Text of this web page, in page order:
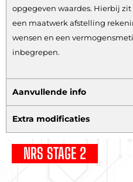
opgegeven waardes. Hierbij
een maatwerk afstelling
wensen en een
inbegrepen.
Aanvullende info
Extra modificaties
NRS STAGE 2